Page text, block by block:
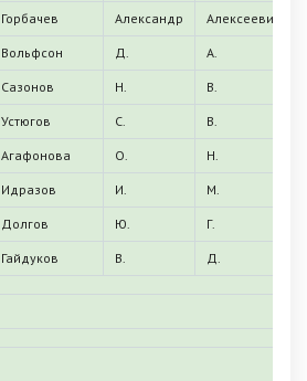
Горбачев Александр Алексеевич
Вольфсон Д. А.
Сазонов Н. В.
Устюгов С. В.
Агафонова О. Н.
Идразов И. М.
Долгов Ю. Г.
Гайдуков В. Д.